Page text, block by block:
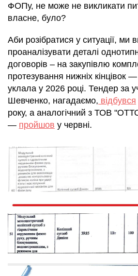
ФОПу, не може не викликати
власне, було?
Аби розібратися у ситуації, ми
проаналізувати деталі
договорів – на закупівлю
протезування нижніх кінцівок
уклала у 2026 році. Тендер за
Шевченко, нагадаємо, відбувся
року, а аналогічний з ТОВ
— пройшов у червні.